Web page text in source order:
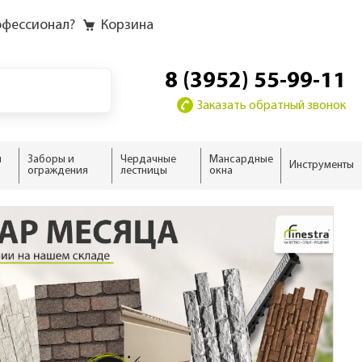
Корзина
8 (3952) 55-99-11
Заказать обратный звонок
Заборы и
ограждения
Чердачные
лестницы
Мансардные
окна
Инструменты
дома
кровли